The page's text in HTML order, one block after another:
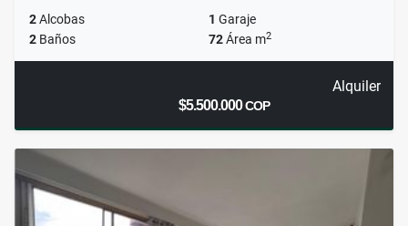
2Alcobas 1 Garaje
2 Baños 72Área m2
Alquiler
$5.500.000COP